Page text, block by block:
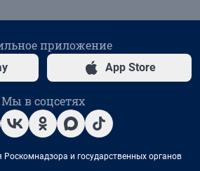
приложение
App Store
Мы в соцсетях
и государственных органов